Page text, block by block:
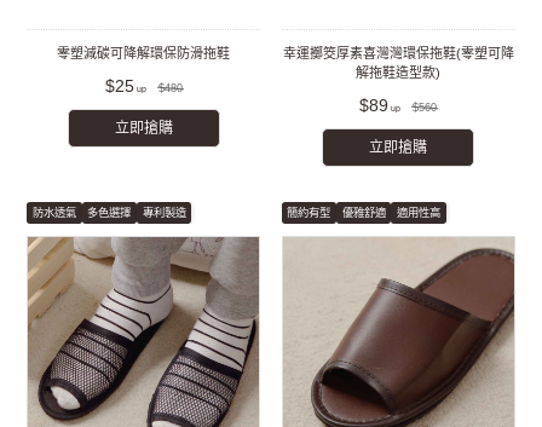
零塑減碳可降解環保防滑拖鞋
$25 $480
立即搶購
幸運擲筊厚素喜灣灣環保拖鞋(零塑可降
解拖鞋造型款)
$89 $560
立即搶購
防水透氣 多色選擇 專利製造 簡約有型 優雅舒適 適用性高